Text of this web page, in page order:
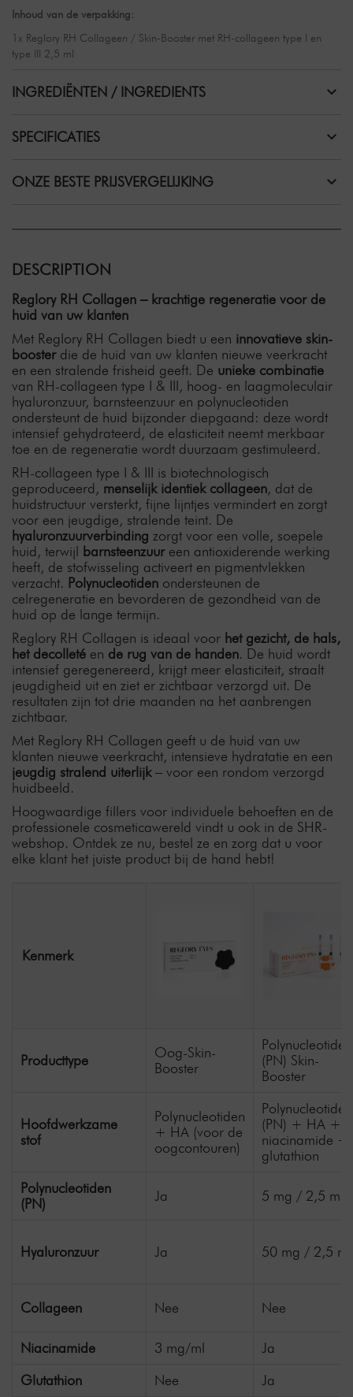
Inhoud van de verpakking:
1x Reglory RH Collageen / Skin-Booster met RH-collageen type I en
type III 2,5 ml
INGREDIËNTEN / INGREDIENTS
SPECIFICATIES
ONZE BESTE PRIJSVERGELIJKING
DESCRIPTION
Reglory RH Collagen – krachtige regeneratie voor de
huid van uw klanten
Met Reglory RH Collagen biedt u een innovatieve skin-
boosterdie de huid van uw klanten nieuwe veerkracht
en een stralende frisheid geeft. De unieke combinatie
van RH-collageen type I & III, hoog- en laagmoleculair
hyaluronzuur, barnsteenzuur en polynucleotiden
ondersteunt de huid bijzonder diepgaand: deze wordt
intensief gehydrateerd, de elasticiteit neemt merkbaar
toe en de regeneratie wordt duurzaam gestimuleerd.
RH-collageen type I & III is biotechnologisch
geproduceerd, menselijk identiek collageen, dat de
huidstructuur versterkt, fijne lijntjes vermindert en zorgt
voor een jeugdige, stralende teint. De
hyaluronzuurverbinding zorgt voor een volle, soepele
huid, terwijl barnsteenzuur een antioxiderende werking
heeft, de stofwisseling activeert en pigmentvlekken
verzacht. Polynucleotiden ondersteunen de
celregeneratie en bevorderen de gezondheid van de
huid op de lange termijn.
Reglory RH Collagen is ideaal voor het gezicht, de hals,
het decolleté en de rug van de handen. De huid wordt
intensief geregenereerd, krijgt meer elasticiteit, straalt
jeugdigheid uit en ziet er zichtbaar verzorgd uit. De
resultaten zijn tot drie maanden na het aanbrengen
zichtbaar.
Met Reglory RH Collagen geeft u de huid van uw
klanten nieuwe veerkracht, intensieve hydratatie en een
jeugdig stralend uiterlijk– voor een rondom verzorgd
huidbeeld.
Hoogwaardige fillers voor individuele behoeften en de
professionele cosmeticawereld vindt u ook in de SHR-
webshop. Ontdek ze nu, bestel ze en zorg dat u voor
elke klant het juiste product bij de hand hebt!
Kenmerk
Producttype
Oog-Skin-
Booster
Polynucleotide
(PN) Skin-
Booster
Hoofdwerkzame
stof
Polynucleotiden
+ HA (voor de
oogcontouren)
Polynucleotiden
(PN) + HA +
niacinamide +
glutathion
Polynucleotiden
(PN)
Ja 5 mg / 2,5 ml
Hyaluronzuur Ja 50 mg / 2,5 ml
Collageen Nee Nee
Niacinamide 3 mg/ml
Ja
Glutathion
Nee Ja